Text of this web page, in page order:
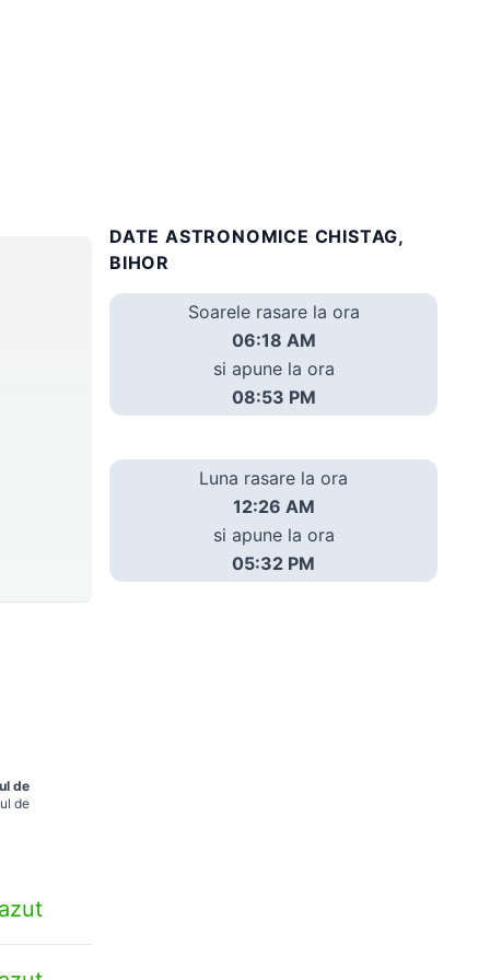
de
de
DATE ASTRONOMICE CHISTAG,
BIHOR
Soarele rasare la ora
06:18 AM
si apune la ora
08:53 PM
Luna rasare la ora
12:26 AM
si apune la ora
05:32 PM